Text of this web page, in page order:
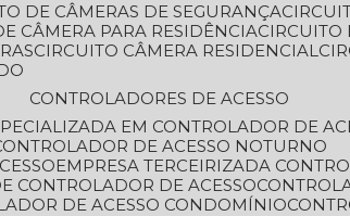
DE CÂMERAS DE SEGURANÇA
CÂMERA PARA RESIDÊNCIA
CIRCUITO CÂMERA RESIDENCIAL
CONTROLADORES DE ACESSO
EM CONTROLADOR DE
CONTROLADOR DE ACESSO NOTURNO
EMPRESA TERCEIRIZADA
CONTROLADOR DE ACESSO
DE ACESSO CONDOMÍNIO